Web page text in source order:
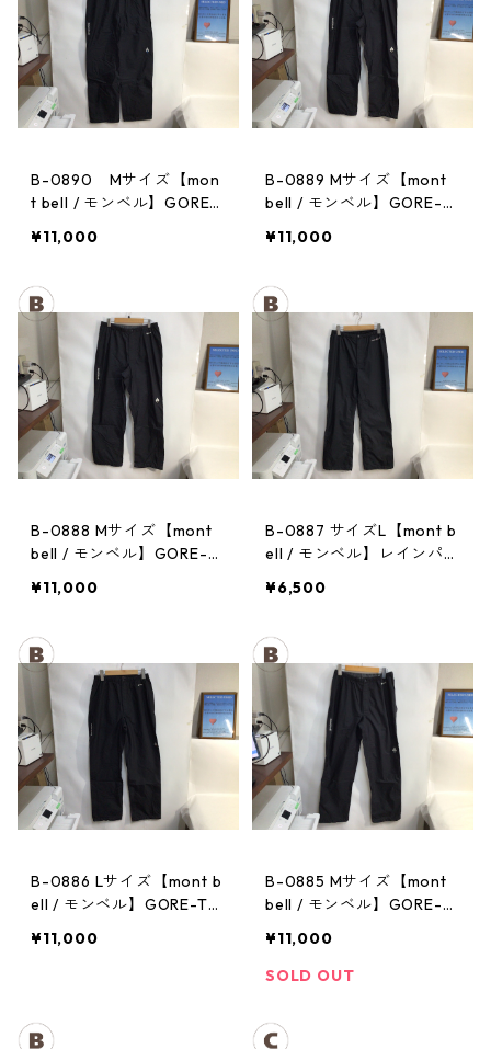
B-0890 Mサイズ【mon
t bell / モンベル】GORE-
ンパンツ：メンズBK
¥11,000
B-0889 Mサイズ【mont
bell / モンベル】GORE-T
パンツ：メンズBK
¥11,000
B-0888 Mサイズ【mont
bell / モンベル】GORE-T
パンツ：メンズBK
¥11,000
B-0887 サイズL【mont b
ell / モンベル】レインパン
ィース
¥6,500
B-0886 Lサイズ【mont b
ell / モンベル】GORE-TE
ンツ：レディースBK
¥11,000
B-0885 Mサイズ【mont
bell / モンベル】GORE-T
パンツ：メンズBK
¥11,000
SOLD OUT